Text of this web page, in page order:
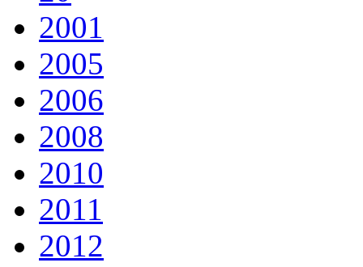
2001
2005
2006
2008
2010
2011
2012